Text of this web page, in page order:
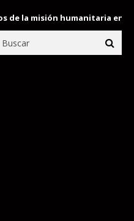
misión humanitaria enviada